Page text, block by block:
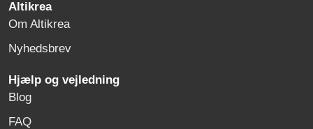
Altikrea
Om Altikrea
Nyhedsbrev
Hjælp og vejledning
Blog
FAQ